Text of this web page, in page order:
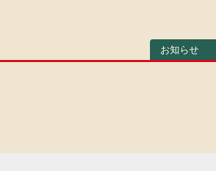
Main
お知らせ